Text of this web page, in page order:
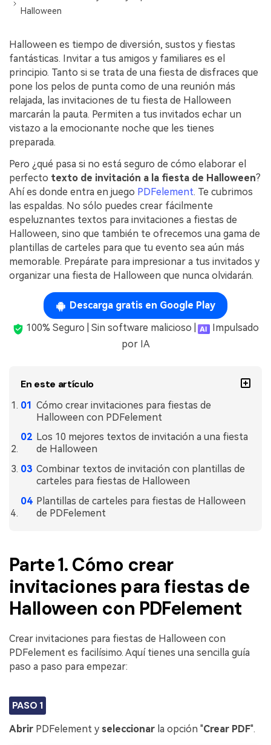
Censurar PDF
Extraer datos de PDF
Proteger PDF
Compartir PDF
Soluciones completas
Servicio de TI
Legal
Sanidad
Finanzas
Gobierno
Publicación
Freelancer
Comparación de software
Usar mejor PDFelement
¿Qué hay de nuevo?
Especificaciones técnicas
Soporte de contacto
Guía del usuario
PDFelement para Windows
PDFelement para Mac
Videos tutoriales
PDFelement para iOS
Centro de conocimiento
Explorar más
Adquiere PDFelement con descuento académico.
Centro de descargas
Descarga las herramientas de PDF.
Actualización
Halloween
Halloween es tiempo de diversión, sustos y fiestas
fantásticas. Invitar a tus amigos y familiares es el
principio. Tanto si se trata de una fiesta de disfraces que
pone los pelos de punta como de una reunión más
relajada, las invitaciones de tu fiesta de Halloween
marcarán la pauta. Permiten a tus invitados echar un
vistazo a la emocionante noche que les tienes
preparada.
Pero ¿qué pasa si no está seguro de cómo elaborar el
perfecto texto de invitación a la fiesta de Halloween?
Ahí es donde entra en juego PDFelement. Te cubrimos
las espaldas. No sólo puedes crear fácilmente
espeluznantes textos para invitaciones a fiestas de
Halloween, sino que también te ofrecemos una gama de
plantillas de carteles para que tu evento sea aún más
memorable. Prepárate para impresionar a tus invitados y
organizar una fiesta de Halloween que nunca olvidarán.
Descarga gratis en Google Play
100% Seguro | Sin software malicioso |
Impulsado
por IA
En este artículo
Cómo crear invitaciones para fiestas de
Halloween con PDFelement
Los 10 mejores textos de invitación a una fiesta
de Halloween
Combinar textos de invitación con plantillas de
carteles para fiestas de Halloween
Plantillas de carteles para fiestas de Halloween
de PDFelement
Parte 1. Cómo crear
invitaciones para fiestas de
Halloween con PDFelement
Crear invitaciones para fiestas de Halloween con
PDFelement es facilísimo. Aquí tienes una sencilla guía
paso a paso para empezar:
PASO 1
Abrir PDFelement y seleccionar la opción "Crear PDF".